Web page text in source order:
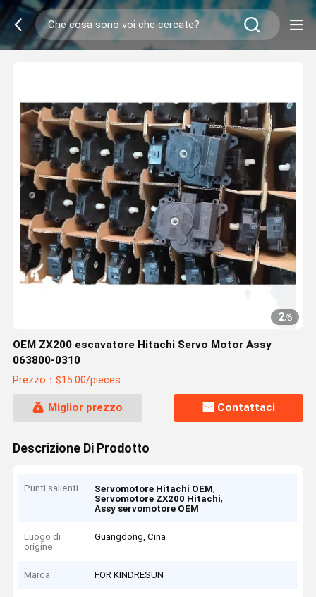
2/6
OEM ZX200 escavatore Hitachi Servo Motor Assy
063800-0310
Prezzo：$15.00/pieces
Miglior prezzo Contattaci
Descrizione Di Prodotto
Punti salienti Servomotore Hitachi OEM,
Servomotore ZX200 Hitachi,
Assy servomotore OEM
Luogo di
origine
Guangdong, Cina
Marca FOR KINDRESUN